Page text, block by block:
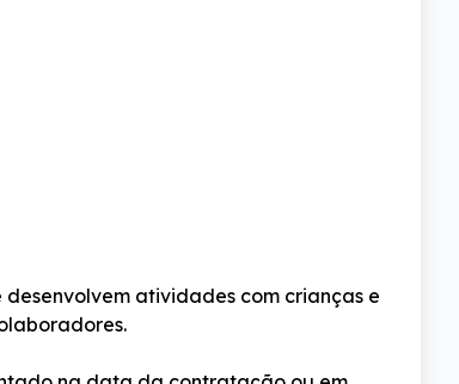
atividades com crianças e